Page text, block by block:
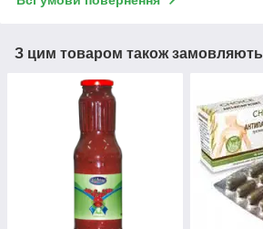
З цим товаром також замовляють